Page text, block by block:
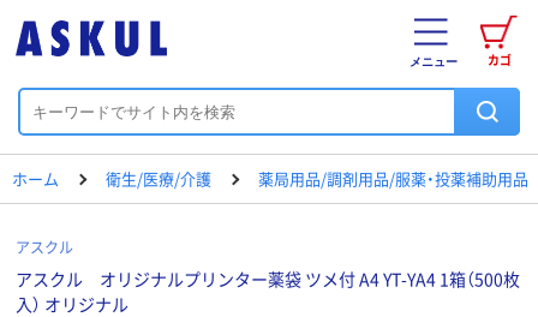
カゴ
メニュー
ホーム 衛生/医療/介護 薬局用品/調剤用品/服薬・投薬補助用品
アスクル
アスクル オリジナルプリンター薬袋 ツメ付 A4 YT-YA4 1箱（500枚
入） オリジナル